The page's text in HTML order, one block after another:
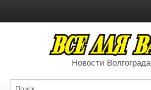
Новости Волгограда